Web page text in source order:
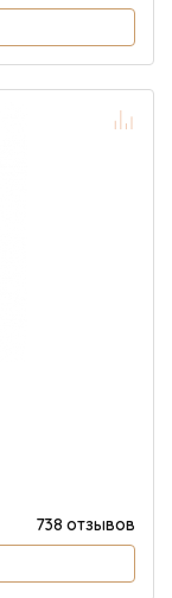
738 отзывов